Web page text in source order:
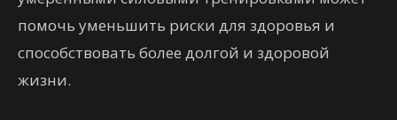
помочь уменьшить риски для здоровья и
способствовать более долгой и здоровой
жизни.